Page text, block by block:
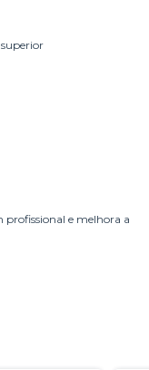
e melhora a